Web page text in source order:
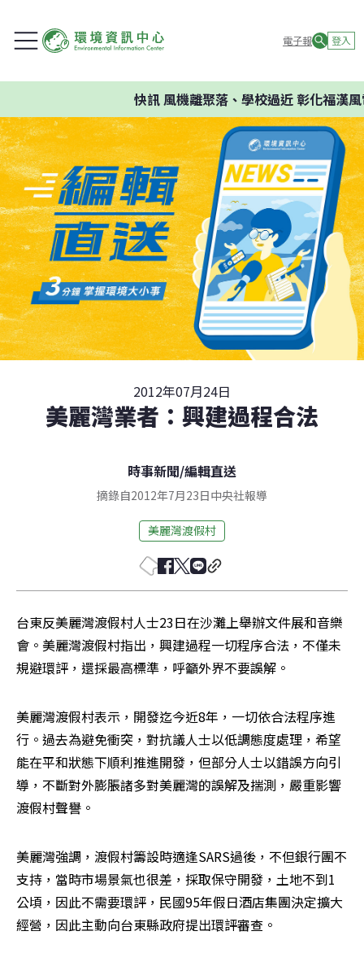
電子報 登入
快訊風機離聚落、學校過近 彰化福漢風
2012年07月24日
美麗灣業者：興建過程合法
時事新聞/編輯直送
摘錄自2012年7月23日中央社報導
美麗灣渡假村
台東反美麗灣渡假村人士23日在沙灘上舉辦文件展和音樂
會。美麗灣渡假村指出，興建過程一切程序合法，不僅未
規避環評，還採最高標準，呼籲外界不要誤解。
美麗灣渡假村表示，開發迄今近8年，一切依合法程序進
行。過去為避免衝突，對抗議人士以低調態度處理，希望
能在平和狀態下順利推進開發，但部分人士以錯誤方向引
導，不斷對外膨脹諸多對美麗灣的誤解及揣測，嚴重影響
渡假村聲譽。
美麗灣強調，渡假村籌設時適逢SARS過後，不但銀行團不
支持，當時市場景氣也很差，採取保守開發，土地不到1
公頃，因此不需要環評，民國95年假日酒店集團決定擴大
經營，因此主動向台東縣政府提出環評審查。